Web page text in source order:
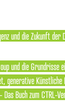
und die Zukunft der
und die
generative
Das Buch zum CTRL-